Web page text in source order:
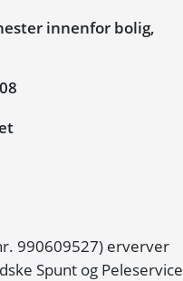
innenfor bolig,
990609527) erverver
Spunt og Peleservice